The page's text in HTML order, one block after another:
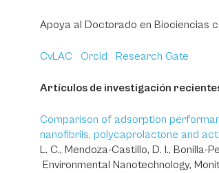
Apoya al Doctorado en Biociencias
CvLAC Orcid Research Gate
Artículos de investigación
Comparison of adsorption
nanofibrils, polycaprolactone and
L. C., Mendoza-Castillo, D. I., Bonilla-
Environmental Nanotechnology,